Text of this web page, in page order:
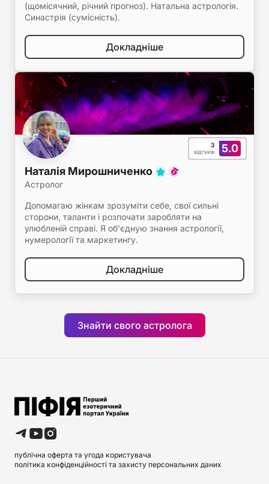
(щомісячний, річний прогноз). Натальна астрологія.
Синастрія (сумісність).
Докладніше
5.0
3
відгуків
Наталія Мирошниченко
Астролог
Допомагаю жінкам зрозуміти себе, свої сильні
сторони, таланти і розпочати заробляти на
улюбленій справі. Я об’єдную знання астрології,
нумерології та маркетингу.
Докладніше
Знайти свого астролога
публічна оферта та угода користувача
політика конфіденційності та захисту персональних даних